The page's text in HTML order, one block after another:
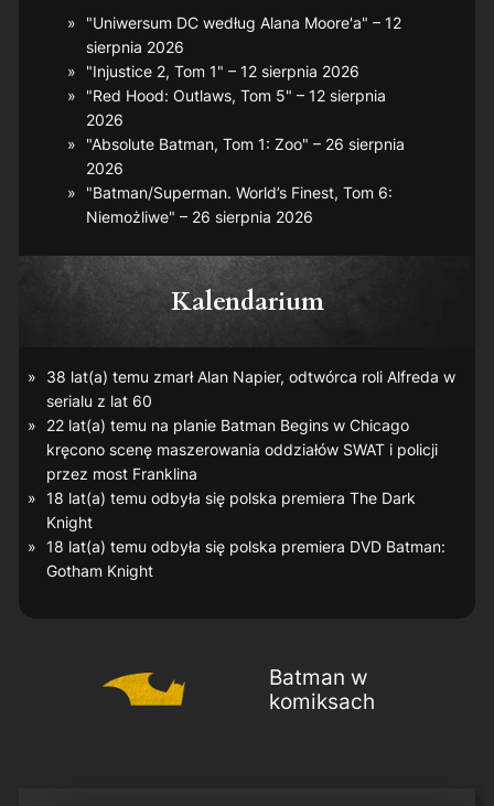
"Uniwersum DC według Alana Moore'a" – 12
sierpnia 2026
"Injustice 2, Tom 1" – 12 sierpnia 2026
"Red Hood: Outlaws, Tom 5" – 12 sierpnia
2026
"Absolute Batman, Tom 1: Zoo" – 26 sierpnia
2026
"Batman/Superman. World’s Finest, Tom 6:
Niemożliwe" – 26 sierpnia 2026
Kalendarium
38 lat(a) temu zmarł Alan Napier, odtwórca roli Alfreda w
serialu z lat 60
22 lat(a) temu na planie Batman Beginsw Chicago
kręcono scenę maszerowania oddziałów SWAT i policji
przez most Franklina
18 lat(a) temu odbyła się polska premiera The Dark
Knight
18 lat(a) temu odbyła się polska premiera DVD Batman:
Gotham Knight
Batman w
komiksach